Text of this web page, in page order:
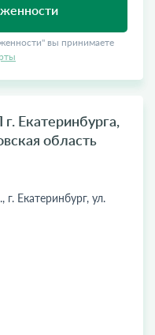
вы принимаете
Екатеринбурга,
область
Екатеринбург, ул.